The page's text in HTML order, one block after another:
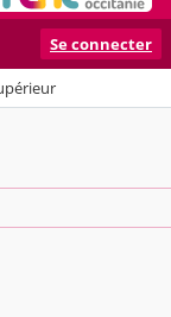
Se connecter